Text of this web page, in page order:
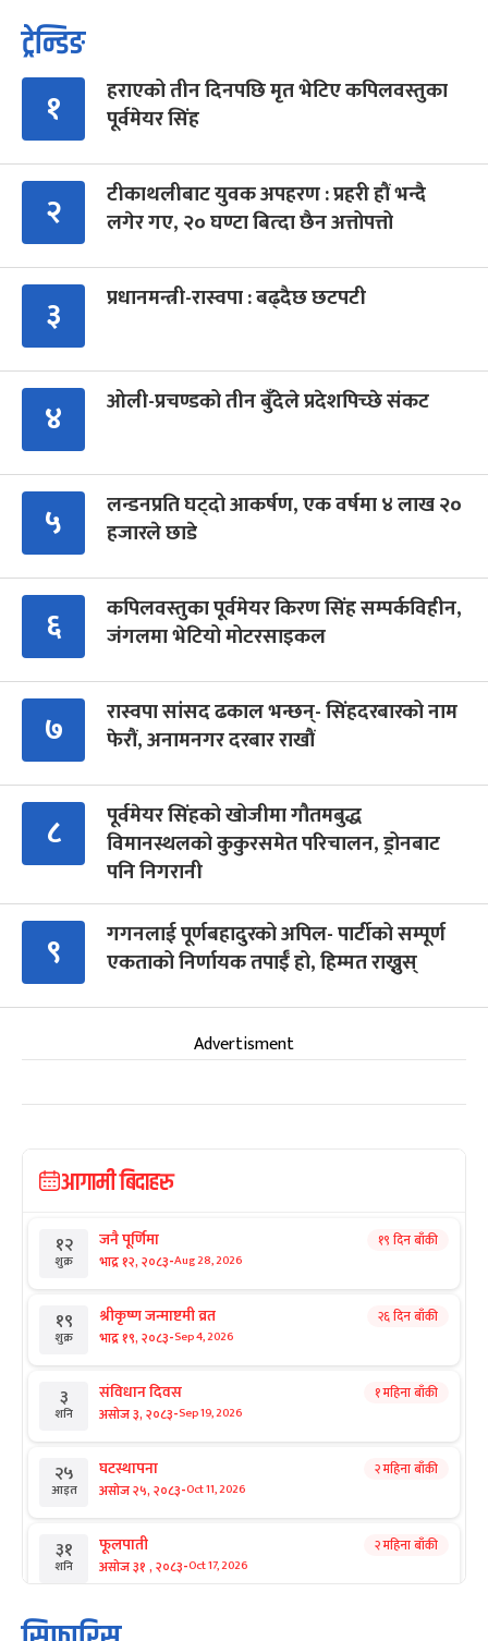
ट्रेन्डिङ
१
हराएको तीन दिनपछि मृत भेटिए कपिलवस्तुका
पूर्वमेयर सिंह
२
टीकाथलीबाट युवक अपहरण : प्रहरी हौं भन्दै
लगेर गए, २० घण्टा बित्दा छैन अत्तोपत्तो
३ प्रधानमन्त्री-रास्वपा : बढ्दैछ छटपटी
४ ओली-प्रचण्डको तीन बुँदेले प्रदेशपिच्छे संकट
५
लन्डनप्रति घट्दो आकर्षण, एक वर्षमा ४ लाख २०
हजारले छाडे
६
कपिलवस्तुका पूर्वमेयर किरण सिंह सम्पर्कविहीन,
जंगलमा भेटियो मोटरसाइकल
७
रास्वपा सांसद ढकाल भन्छन्- सिंहदरबारको नाम
फेरौं, अनामनगर दरबार राखौं
८
पूर्वमेयर सिंहको खोजीमा गौतमबुद्ध
विमानस्थलको कुकुरसमेत परिचालन, ड्रोनबाट
पनि निगरानी
९
गगनलाई पूर्णबहादुरको अपिल- पार्टीको सम्पूर्ण
एकताको निर्णायक तपाईँ हो, हिम्मत राख्नुस्
Advertisment
आगामी बिदाहरु
१२
शुक्र
जनै पूर्णिमा
भाद्र १२, २०८३-Aug 28, 2026
१९ दिन बाँकी
१९
शुक्र
श्रीकृष्ण जन्माष्टमी व्रत
भाद्र १९, २०८३-Sep 4, 2026
२६ दिन बाँकी
३
शनि
संविधान दिवस
असोज ३, २०८३-Sep 19, 2026
१ महिना बाँकी
२५
आइत
घटस्थापना
असोज २५, २०८३-Oct 11, 2026
२ महिना बाँकी
३१
शनि
फूलपाती
असोज ३१ , २०८३-Oct 17, 2026
२ महिना बाँकी
१ कार्तिक सङ्क्रान्ति